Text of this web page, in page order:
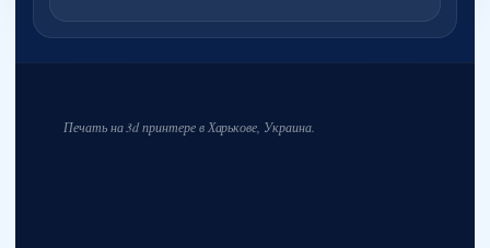
Печать на 3d принтере в Харькове, Украина.